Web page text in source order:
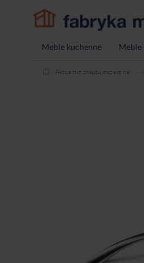
Meble kuchenne Meble
Aktualnie znajdujesz się na